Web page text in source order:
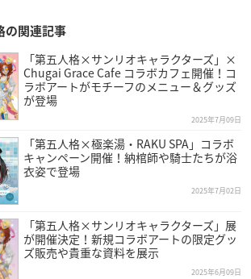
の関連記事
「第五人格×サンリオキャラクターズ」×
Chugai Grace Cafe コラボカフェ開催！コ
ラボアートがモチーフのメニュー＆グッズ
が登場
2025年7月09日
「第五人格×極楽湯・RAKU SPA」コラボ
キャンペーン開催！納棺師や騎士たちが浴
衣姿で登場
2025年7月02日
「第五人格×サンリオキャラクターズ」展
が開催決定！新規コラボアートの限定グッ
ズ販売や貴重な資料を展示
2025年6月09日